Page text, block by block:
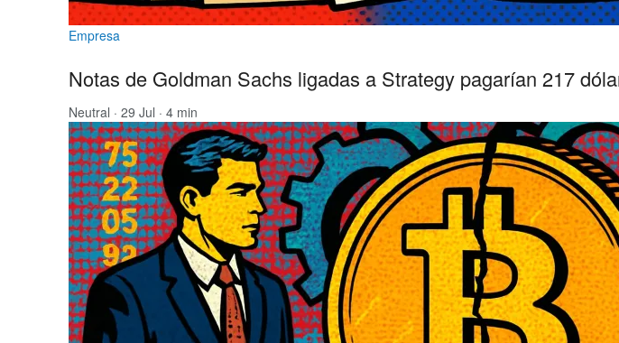
Empresa
Notas de Goldman Sachs ligadas a Strategy pagarían 217
Neutral · 29 Jul · 4 min